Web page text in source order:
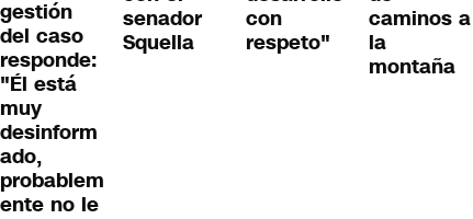
gestión
del caso
responde:
"Él está
muy
desinform
ado,
probablem
ente no le
senador
Squella
con
respeto"
caminos a
la
montaña